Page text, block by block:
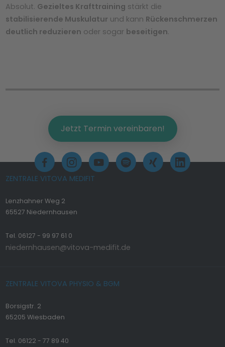
Absolut. Gezieltes Krafttraining stärkt die
stabilisierende Muskulatur und kann Rückenschmerzen
deutlich reduzieren oder sogar beseitigen.
Jetzt Termin vereinbaren!
ZENTRALE VITOVA MEDIFIT
Lenzhahner Weg 2
65527 Niedernhausen
Tel. 06127 - 99 97 61 0
niedernhausen@vitova-medifit.de
ZENTRALE VITOVA PHYSIO & BGM
Borsigstr. 2
65205 Wiesbaden
Tel. 06122 - 77 89 40